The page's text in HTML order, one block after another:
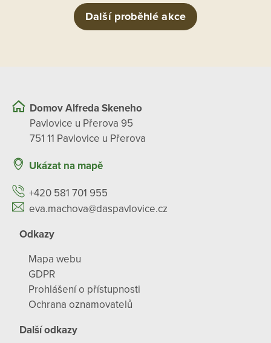
Další proběhlé akce
Domov Alfreda Skeneho
Pavlovice u Přerova 95
751 11 Pavlovice u Přerova
Ukázat na mapě
+420 581 701 955
eva.machova@daspavlovice.cz
Odkazy
Mapa webu
GDPR
Prohlášení o přístupnosti
Ochrana oznamovatelů
Další odkazy